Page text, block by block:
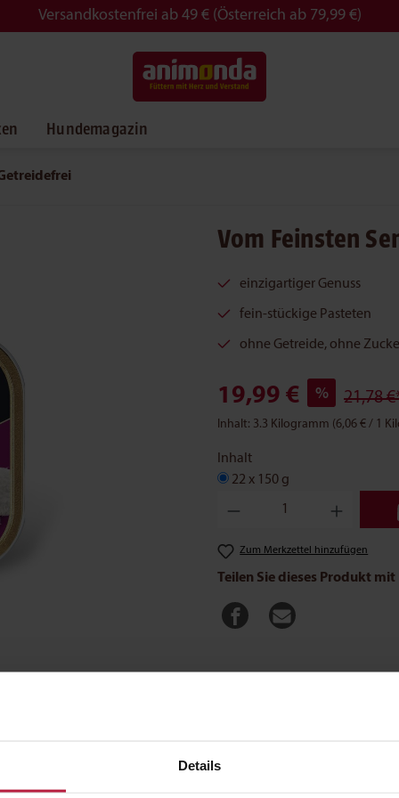
Details
Versandkostenfrei ab 49 € (Österreich ab 79,99 €)
Hundemagazin
Vom Feinsten
einzigartiger Genuss
fein-stückige Pasteten
ohne Getreide, ohne
19,99 € % 21,78
Inhalt: 3.3 Kilogramm (6,06 € / 1
Inhalt
22 x 150 g
Produkt Anzahl: Gib den
Zum Merkzettel hinzufügen
Teilen Sie dieses Produkt
Vorzügliches Nassfutter für Senior Hunde